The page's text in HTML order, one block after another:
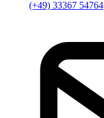
(+49) 33367 54764